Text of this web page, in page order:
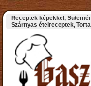
Receptek képekkel,
Szárnyas ételreceptek,